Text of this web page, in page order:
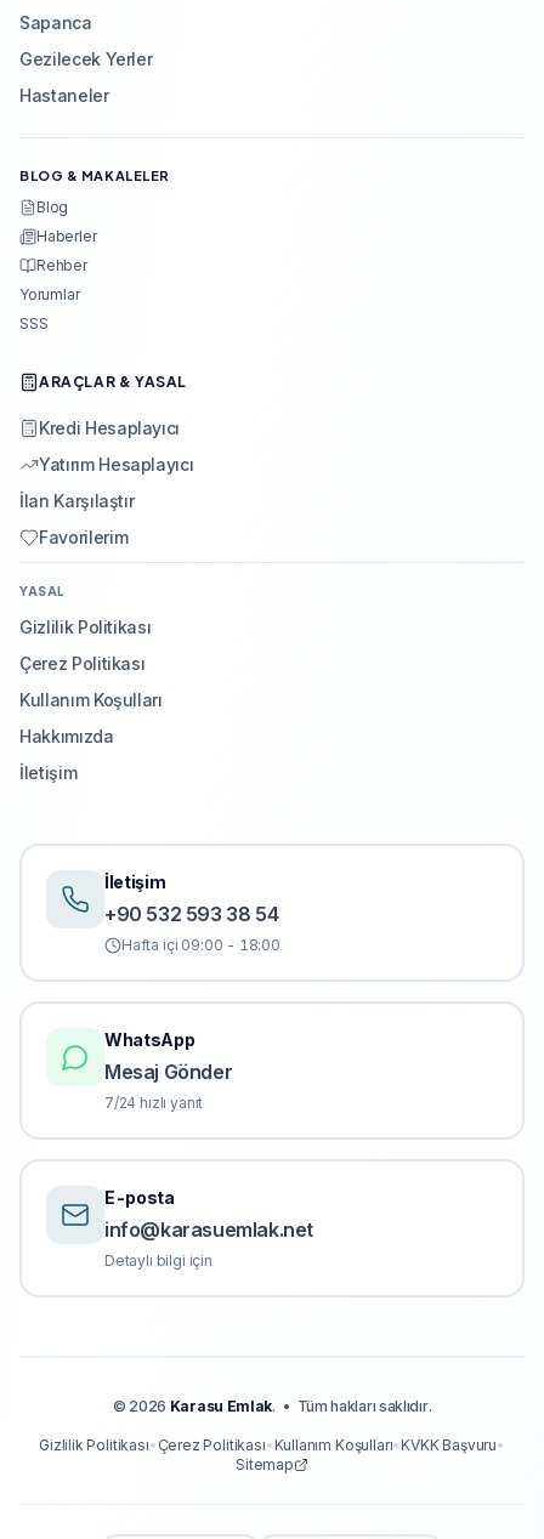
Sapanca
Gezilecek Yerler
Hastaneler
BLOG & MAKALELER
Blog
Haberler
Rehber
Yorumlar
SSS
ARAÇLAR & YASAL
Kredi Hesaplayıcı
Yatırım Hesaplayıcı
İlan Karşılaştır
Favorilerim
YASAL
Gizlilik Politikası
Çerez Politikası
Kullanım Koşulları
Hakkımızda
İletişim
İletişim
+90 532 593 38 54
Hafta içi 09:00 - 18:00
WhatsApp
Mesaj Gönder
7/24 hızlı yanıt
E-posta
info@karasuemlak.net
Detaylı bilgi için
© 2026 Karasu Emlak. • Tüm hakları saklıdır.
Gizlilik Politikası• Çerez Politikası• Kullanım Koşulları•KVKK Başvuru•
Sitemap